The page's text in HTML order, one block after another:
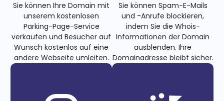
Sie können Ihre Domain mit
unserem kostenlosen
Parking-Page-Service
verkaufen und Besucher auf
Wunsch kostenlos auf eine
andere Webseite umleiten.
Sie können Spam-E-Mails
und -Anrufe blockieren,
indem Sie die Whois-
Informationen der Domain
ausblenden. Ihre
Domainadresse bleibt sicher.